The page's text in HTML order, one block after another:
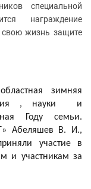
специальной
награждение
свою жизнь защите
зимняя
, науки и
Году семьи.
Абеляшев В. И.,
участие в
и участникам за